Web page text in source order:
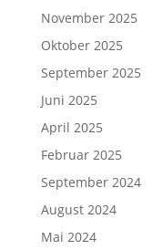
November 2025
Oktober 2025
September 2025
Juni 2025
April 2025
Februar 2025
September 2024
August 2024
Mai 2024